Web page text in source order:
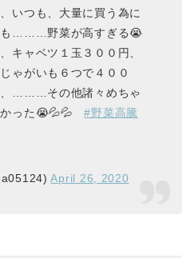
いつも、大量に買う為に
も………野菜が高すぎる😭
キャベツ１玉３００円、
ゃがいも６つで４００
、………その他諸々めちゃ
かった😭💦💦#野菜高騰
April 26, 2020